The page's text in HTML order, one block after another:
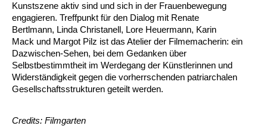
Kunstszene aktiv sind und sich in der Frauenbewegung
engagieren. Treffpunkt für den Dialog mit Renate
Bertlmann, Linda Christanell, Lore Heuermann, Karin
Mack und Margot Pilz ist das Atelier der Filmemacherin: ein
Dazwischen-Sehen, bei dem Gedanken über
Selbstbestimmtheit im Werdegang der Künstlerinnen und
Widerständigkeit gegen die vorherrschenden patriarchalen
Gesellschaftsstrukturen geteilt werden.
Credits: Filmgarten